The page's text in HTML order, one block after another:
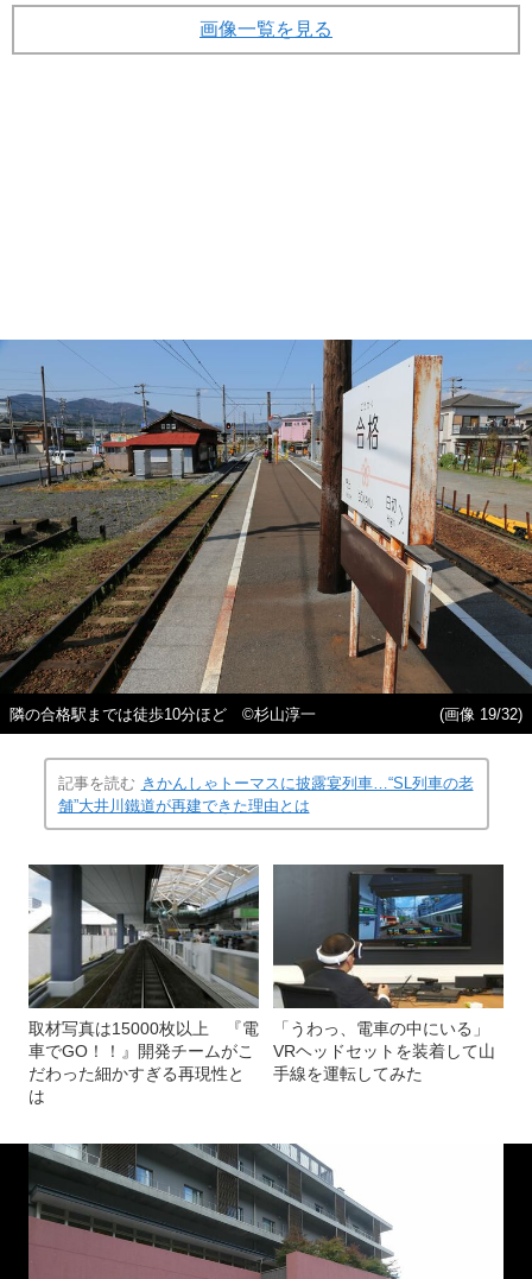
画像一覧を見る
隣の合格駅までは徒歩10分ほど ©杉山淳一 (画像 19/32)
記事を読む きかんしゃトーマスに披露宴列車…“SL列車の老
舗”大井川鐵道が再建できた理由とは
取材写真は15000枚以上 『電
車でGO！！』開発チームがこ
だわった細かすぎる再現性と
は
「うわっ、電車の中にいる」
VRヘッドセットを装着して山
手線を運転してみた